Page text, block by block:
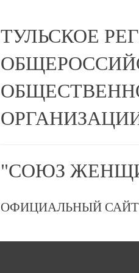
ТУЛЬСКОЕ
"СОЮЗ
ОФИЦИАЛЬНЫЙ САЙТ